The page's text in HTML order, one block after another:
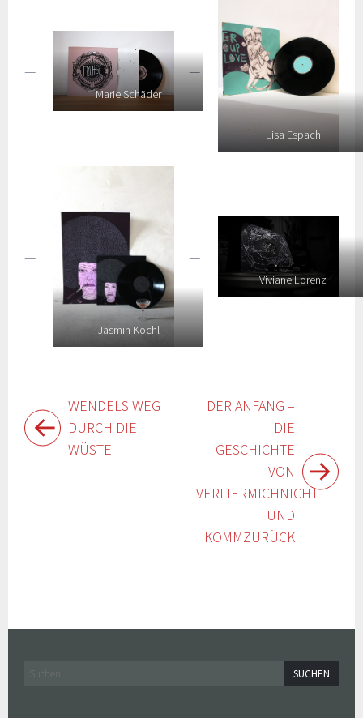
Marie Schäder
Lisa Espach
Jasmin Köchl
Viviane Lorenz
Beitragsnavigation
WENDELS WEG
DURCH DIE
WÜSTE
DER ANFANG –
DIE
GESCHICHTE
VON
VERLIERMICHNICHT
UND
KOMMZURÜCK